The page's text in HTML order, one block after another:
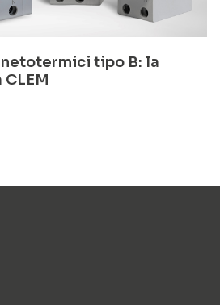
tipo B: la